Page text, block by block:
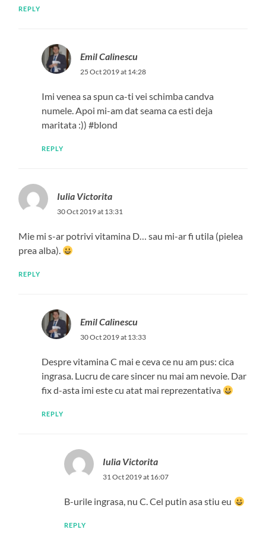
REPLY
Emil Calinescu
25 Oct 2019 at 14:28
Imi venea sa spun ca-ti vei schimba candva
numele. Apoi mi-am dat seama ca esti deja
maritata :)) #blond
REPLY
Iulia Victorita
30 Oct 2019 at 13:31
Mie mi s-ar potrivi vitamina D… sau mi-ar fi utila (pielea
prea alba).
REPLY
Emil Calinescu
30 Oct 2019 at 13:33
Despre vitamina C mai e ceva ce nu am pus: cica
ingrasa. Lucru de care sincer nu mai am nevoie. Dar
fix d-asta imi este cu atat mai reprezentativa
REPLY
Iulia Victorita
31 Oct 2019 at 16:07
B-urile ingrasa, nu C. Cel putin asa stiu eu
REPLY